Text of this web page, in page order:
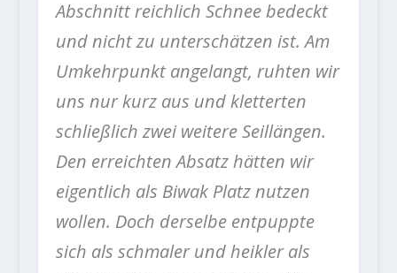
Abschnitt reichlich Schnee bedeckt
und nicht zu unterschätzen ist. Am
Umkehrpunkt angelangt, ruhten wir
uns nur kurz aus und kletterten
schließlich zwei weitere Seillängen.
Den erreichten Absatz hätten wir
eigentlich als Biwak Platz nutzen
wollen. Doch derselbe entpuppte
sich als schmaler und heikler als